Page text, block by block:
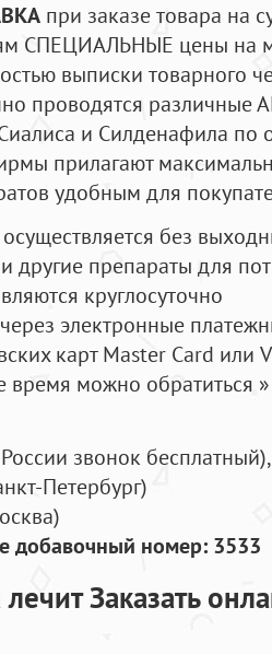
при заказе товара на
СПЕЦИАЛЬНЫЕ цены на
выписки товарного
проводятся
и Силденафила по
прилагают
удобным для
без
другие препараты для
круглосуточно
электронные
карт Master Card или
время можно обратиться
звонок бесплатный),
Петербург)
добавочный номер: 3533
Заказать